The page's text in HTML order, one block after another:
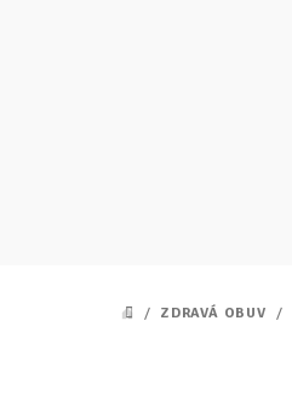
DOMOV
/ ZDRAVÁ OBUV /